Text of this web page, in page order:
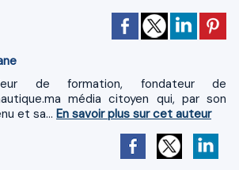
de formation, fondateur de
média citoyen qui, par son
et sa... En savoir plus sur cet auteur